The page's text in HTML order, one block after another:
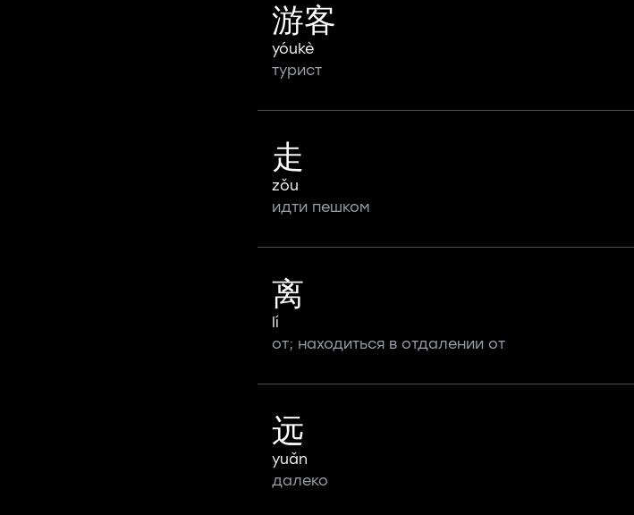
游客
yóukè
турист
走
zǒu
идти пешком
离
lí
от; находиться в отдалении от
远
yuǎn
далеко